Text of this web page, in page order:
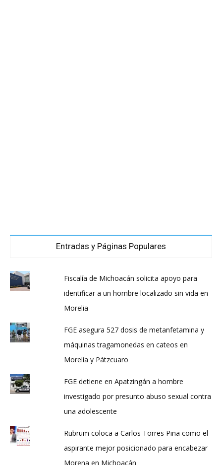
Entradas y Páginas Populares
Fiscalía de Michoacán solicita apoyo para
identificar a un hombre localizado sin vida en
Morelia
FGE asegura 527 dosis de metanfetamina y
máquinas tragamonedas en cateos en
Morelia y Pátzcuaro
FGE detiene en Apatzingán a hombre
investigado por presunto abuso sexual contra
una adolescente
Rubrum coloca a Carlos Torres Piña como el
aspirante mejor posicionado para encabezar
Morena en Michoacán